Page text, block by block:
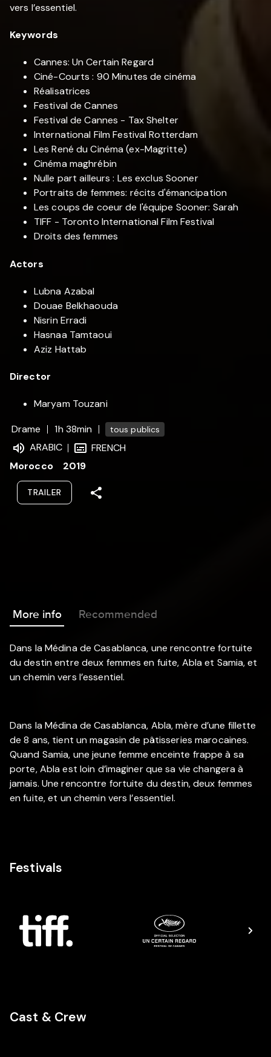
vers l’essentiel.
Keywords
Cannes: Un Certain Regard
Ciné-Courts : 90 Minutes de cinéma
Réalisatrices
Festival de Cannes
Festival de Cannes - Tax Shelter
International Film Festival Rotterdam
Les René du Cinéma (ex-Magritte)
Cinéma maghrébin
Nulle part ailleurs : Les exclus Sooner
Portraits de femmes: récits d'émancipation
Les coups de coeur de l'équipe Sooner: Sarah
TIFF - Toronto International Film Festival
Droits des femmes
Actors
Lubna Azabal
Douae Belkhaouda
Nisrin Erradi
Hasnaa Tamtaoui
Aziz Hattab
Director
Maryam Touzani
Drame
1h 38min tous publics
ARABIC
FRENCH
Morocco
2019
TRAILER
More info Recommended
Dans la Médina de Casablanca, une rencontre fortuite
du destin entre deux femmes en fuite, Abla et Samia, et
un chemin vers l’essentiel.
Dans la Médina de Casablanca, Abla, mère d’une fillette
de 8 ans, tient un magasin de pâtisseries marocaines.
Quand Samia, une jeune femme enceinte frappe à sa
porte, Abla est loin d’imaginer que sa vie changera à
jamais. Une rencontre fortuite du destin, deux femmes
en fuite, et un chemin vers l’essentiel.
Festivals
Cast & Crew